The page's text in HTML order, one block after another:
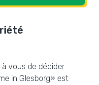
vous de décider.
in Glesborg» est